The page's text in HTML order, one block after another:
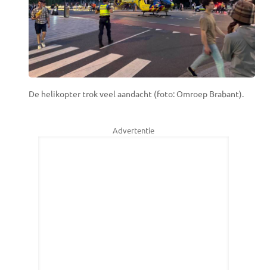
De helikopter trok veel aandacht (foto: Omroep Brabant).
Advertentie